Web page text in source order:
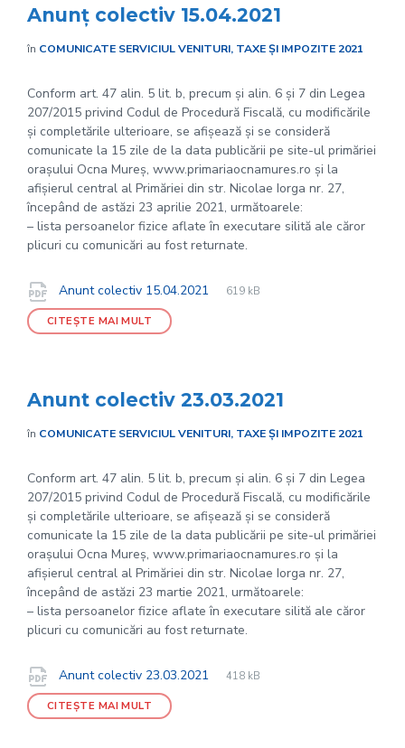
Anunț colectiv 15.04.2021
în COMUNICATE SERVICIUL VENITURI, TAXE ȘI IMPOZITE 2021
Conform art. 47 alin. 5 lit. b, precum și alin. 6 și 7 din Legea
207/2015 privind Codul de Procedură Fiscală, cu modificările
și completările ulterioare, se afișează și se consideră
comunicate la 15 zile de la data publicării pe site-ul primăriei
orașului Ocna Mureș, www.primariaocnamures.ro și la
afișierul central al Primăriei din str. Nicolae Iorga nr. 27,
începând de astăzi 23 aprilie 2021, următoarele:
– lista persoanelor fizice aflate în executare silită ale căror
plicuri cu comunicări au fost returnate.
Documente
Anunt colectiv 15.04.2021
File
pdf
File
619 kB
CITEȘTE MAI MULT
Anunt colectiv 23.03.2021
în COMUNICATE SERVICIUL VENITURI, TAXE ȘI IMPOZITE 2021
Conform art. 47 alin. 5 lit. b, precum și alin. 6 și 7 din Legea
207/2015 privind Codul de Procedură Fiscală, cu modificările
și completările ulterioare, se afișează și se consideră
comunicate la 15 zile de la data publicării pe site-ul primăriei
orașului Ocna Mureș, www.primariaocnamures.ro și la
afișierul central al Primăriei din str. Nicolae Iorga nr. 27,
începând de astăzi 23 martie 2021, următoarele:
– lista persoanelor fizice aflate în executare silită ale căror
plicuri cu comunicări au fost returnate.
Documente
Anunt colectiv 23.03.2021
File
pdf
File
418 kB
CITEȘTE MAI MULT